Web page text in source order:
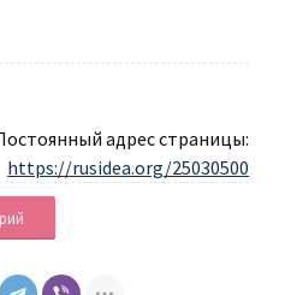
адрес страницы:
https://rusidea.org/25030500